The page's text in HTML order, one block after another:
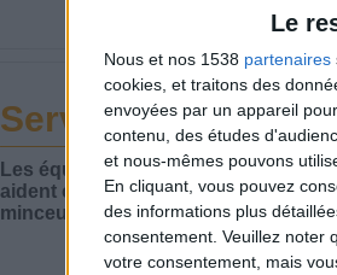
Le
Nous et nos 1538 partenaires
cookies, et traitons des
envoyées par un appareil
contenu, des études
et nous-mêmes pouvons
En cliquant, vous pouvez
des informations plus
consentement. Veuillez noter
votre consentement, mais
Service-client &
Les équipes du Service-client et de
aident chaque semaine à vous
minceur.